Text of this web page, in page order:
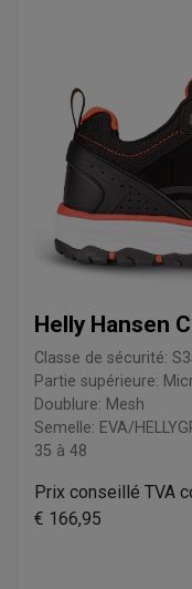
Helly Hansen
Classe de sécurité:
Partie supérieure:
Doublure: Mesh
Semelle: EVA/
35 à 48
Prix conseillé TVA
€ 166,95